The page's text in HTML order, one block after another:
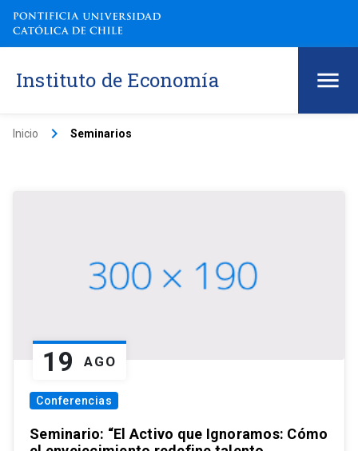
Instituto de Economía
Inicio keyboard_arrow_right Seminarios
19 AGO
Conferencias
Seminario: “El Activo que Ignoramos: Cómo